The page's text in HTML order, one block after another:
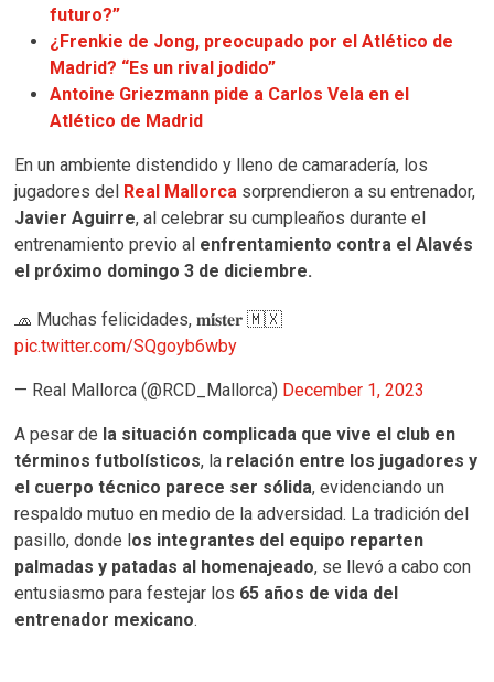
futuro?”
¿Frenkie de Jong, preocupado por el Atlético de
Madrid? “Es un rival jodido”
Antoine Griezmann pide a Carlos Vela en el
Atlético de Madrid
En un ambiente distendido y lleno de camaradería, los
jugadores del Real Mallorca sorprendieron a su entrenador,
Javier Aguirre, al celebrar su cumpleaños durante el
entrenamiento previo al enfrentamiento contra el Alavés
el próximo domingo 3 de diciembre.
🧢 Muchas felicidades, 𝐦𝐢́𝐬𝐭𝐞𝐫 🇲🇽
pic.twitter.com/SQgoyb6wby
— Real Mallorca (@RCD_Mallorca) December 1, 2023
A pesar de la situación complicada que vive el club en
términos futbolísticos, la relación entre los jugadores y
el cuerpo técnico parece ser sólida, evidenciando un
respaldo mutuo en medio de la adversidad. La tradición del
pasillo, donde los integrantes del equipo reparten
palmadas y patadas al homenajeado, se llevó a cabo con
entusiasmo para festejar los 65 años de vida del
entrenador mexicano.